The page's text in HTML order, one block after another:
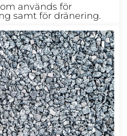
används för
samt för dränering.